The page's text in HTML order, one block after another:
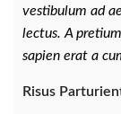
vestibulum ad
lectus. A
sapien erat a
Risus